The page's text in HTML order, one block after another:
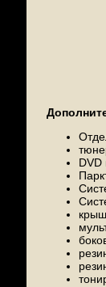
DVD